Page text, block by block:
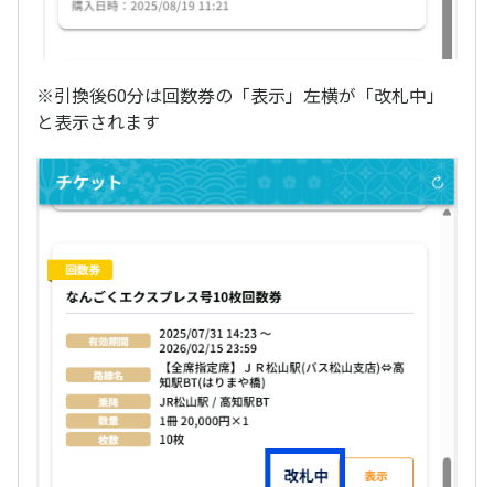
※引換後60分は回数券の「表示」左横が「改札中」
と表示されます